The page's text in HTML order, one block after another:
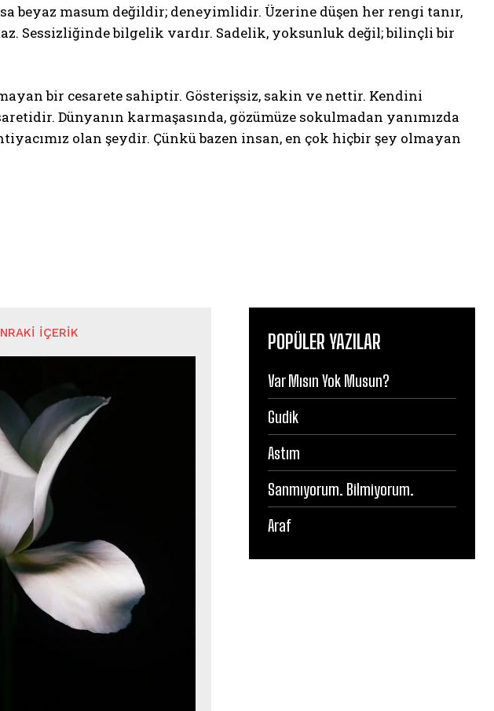
beyaz masum değildir; deneyimlidir. Üzerine düşen her rengi tanır,
Sessizliğinde bilgelik vardır. Sadelik, yoksunluk değil; bilinçli bir
bir cesarete sahiptir. Gösterişsiz, sakin ve nettir. Kendini
Dünyanın karmaşasında, gözümüze sokulmadan yanımızda
olan şeydir. Çünkü bazen insan, en çok hiçbir şey olmayan
İÇERIK POPÜLER YAZILAR
Var Mısın Yok Musun?
Gudik
Astım
Sanmıyorum. Bilmiyorum.
Araf